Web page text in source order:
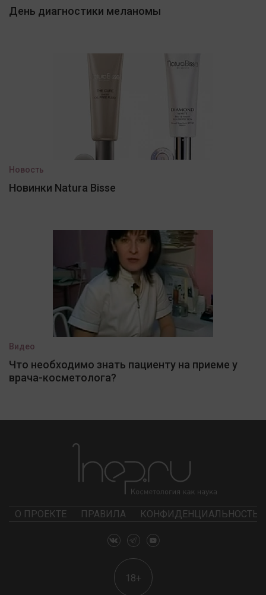
День диагностики меланомы
Новость
Новинки Natura Bisse
Видео
Что необходимо знать пациенту на приеме у
врача-косметолога?
О ПРОЕКТЕ ПРАВИЛА КОНФИДЕНЦИАЛЬНОСТЬ
18+